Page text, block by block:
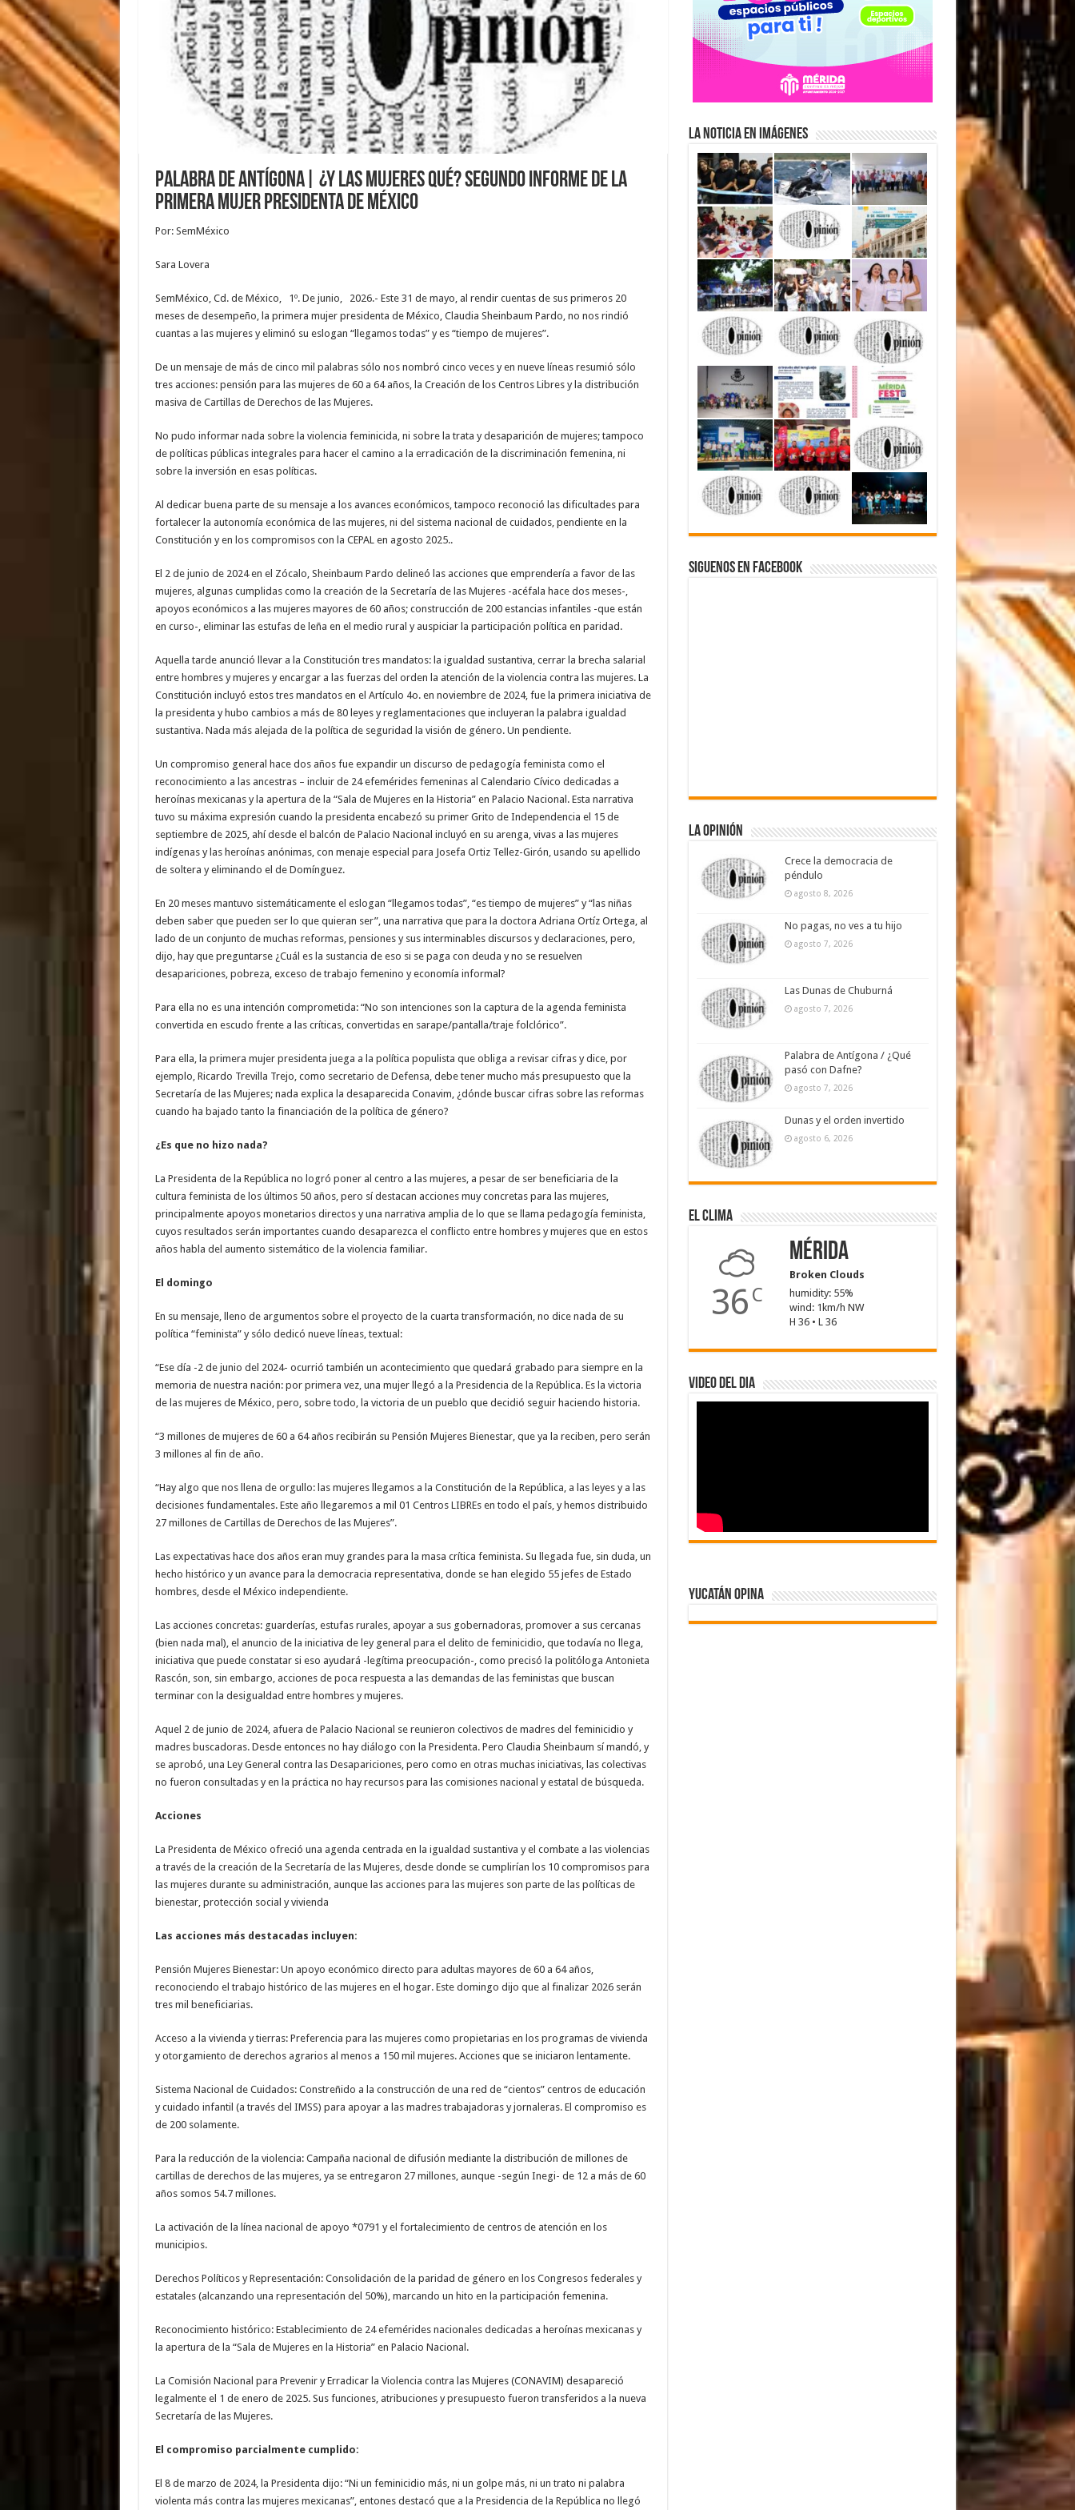
Palabra de Antígona| ¿Y las mujeres qué? Segundo informe de la
primera mujer presidenta de México
Por: SemMéxico
Sara Lovera
SemMéxico, Cd. de México, 1º. De junio, 2026.- Este 31 de mayo, al rendir cuentas de sus primeros 20
meses de desempeño, la primera mujer presidenta de México, Claudia Sheinbaum Pardo, no nos rindió
cuantas a las mujeres y eliminó su eslogan “llegamos todas” y es “tiempo de mujeres”.
De un mensaje de más de cinco mil palabras sólo nos nombró cinco veces y en nueve líneas resumió sólo
tres acciones: pensión para las mujeres de 60 a 64 años, la Creación de los Centros Libres y la distribución
masiva de Cartillas de Derechos de las Mujeres.
No pudo informar nada sobre la violencia feminicida, ni sobre la trata y desaparición de mujeres; tampoco
de políticas públicas integrales para hacer el camino a la erradicación de la discriminación femenina, ni
sobre la inversión en esas políticas.
Al dedicar buena parte de su mensaje a los avances económicos, tampoco reconoció las dificultades para
fortalecer la autonomía económica de las mujeres, ni del sistema nacional de cuidados, pendiente en la
Constitución y en los compromisos con la CEPAL en agosto 2025..
El 2 de junio de 2024 en el Zócalo, Sheinbaum Pardo delineó las acciones que emprendería a favor de las
mujeres, algunas cumplidas como la creación de la Secretaría de las Mujeres -acéfala hace dos meses-,
apoyos económicos a las mujeres mayores de 60 años; construcción de 200 estancias infantiles -que están
en curso-, eliminar las estufas de leña en el medio rural y auspiciar la participación política en paridad.
Aquella tarde anunció llevar a la Constitución tres mandatos: la igualdad sustantiva, cerrar la brecha salarial
entre hombres y mujeres y encargar a las fuerzas del orden la atención de la violencia contra las mujeres. La
Constitución incluyó estos tres mandatos en el Artículo 4o. en noviembre de 2024, fue la primera iniciativa de
la presidenta y hubo cambios a más de 80 leyes y reglamentaciones que incluyeran la palabra igualdad
sustantiva. Nada más alejada de la política de seguridad la visión de género. Un pendiente.
Un compromiso general hace dos años fue expandir un discurso de pedagogía feminista como el
reconocimiento a las ancestras – incluir de 24 efemérides femeninas al Calendario Cívico dedicadas a
heroínas mexicanas y la apertura de la “Sala de Mujeres en la Historia” en Palacio Nacional. Esta narrativa
tuvo su máxima expresión cuando la presidenta encabezó su primer Grito de Independencia el 15 de
septiembre de 2025, ahí desde el balcón de Palacio Nacional incluyó en su arenga, vivas a las mujeres
indígenas y las heroínas anónimas, con menaje especial para Josefa Ortiz Tellez-Girón, usando su apellido
de soltera y eliminando el de Domínguez.
En 20 meses mantuvo sistemáticamente el eslogan “llegamos todas”, “es tiempo de mujeres” y “las niñas
deben saber que pueden ser lo que quieran ser”, una narrativa que para la doctora Adriana Ortíz Ortega, al
lado de un conjunto de muchas reformas, pensiones y sus interminables discursos y declaraciones, pero,
dijo, hay que preguntarse ¿Cuál es la sustancia de eso si se paga con deuda y no se resuelven
desapariciones, pobreza, exceso de trabajo femenino y economía informal?
Para ella no es una intención comprometida: “No son intenciones son la captura de la agenda feminista
convertida en escudo frente a las críticas, convertidas en sarape/pantalla/traje folclórico”.
Para ella, la primera mujer presidenta juega a la política populista que obliga a revisar cifras y dice, por
ejemplo, Ricardo Trevilla Trejo, como secretario de Defensa, debe tener mucho más presupuesto que la
Secretaría de las Mujeres; nada explica la desaparecida Conavim, ¿dónde buscar cifras sobre las reformas
cuando ha bajado tanto la financiación de la política de género?
¿Es que no hizo nada?
La Presidenta de la República no logró poner al centro a las mujeres, a pesar de ser beneficiaria de la
cultura feminista de los últimos 50 años, pero sí destacan acciones muy concretas para las mujeres,
principalmente apoyos monetarios directos y una narrativa amplia de lo que se llama pedagogía feminista,
cuyos resultados serán importantes cuando desaparezca el conflicto entre hombres y mujeres que en estos
años habla del aumento sistemático de la violencia familiar.
El domingo
En su mensaje, lleno de argumentos sobre el proyecto de la cuarta transformación, no dice nada de su
política “feminista” y sólo dedicó nueve líneas, textual:
“Ese día -2 de junio del 2024- ocurrió también un acontecimiento que quedará grabado para siempre en la
memoria de nuestra nación: por primera vez, una mujer llegó a la Presidencia de la República. Es la victoria
de las mujeres de México, pero, sobre todo, la victoria de un pueblo que decidió seguir haciendo historia.
“3 millones de mujeres de 60 a 64 años recibirán su Pensión Mujeres Bienestar, que ya la reciben, pero serán
3 millones al fin de año.
“Hay algo que nos llena de orgullo: las mujeres llegamos a la Constitución de la República, a las leyes y a las
decisiones fundamentales. Este año llegaremos a mil 01 Centros LIBREs en todo el país, y hemos distribuido
27 millones de Cartillas de Derechos de las Mujeres”.
Las expectativas hace dos años eran muy grandes para la masa crítica feminista. Su llegada fue, sin duda, un
hecho histórico y un avance para la democracia representativa, donde se han elegido 55 jefes de Estado
hombres, desde el México independiente.
Las acciones concretas: guarderías, estufas rurales, apoyar a sus gobernadoras, promover a sus cercanas
(bien nada mal), el anuncio de la iniciativa de ley general para el delito de feminicidio, que todavía no llega,
iniciativa que puede constatar si eso ayudará -legítima preocupación-, como precisó la politóloga Antonieta
Rascón, son, sin embargo, acciones de poca respuesta a las demandas de las feministas que buscan
terminar con la desigualdad entre hombres y mujeres.
Aquel 2 de junio de 2024, afuera de Palacio Nacional se reunieron colectivos de madres del feminicidio y
madres buscadoras. Desde entonces no hay diálogo con la Presidenta. Pero Claudia Sheinbaum sí mandó, y
se aprobó, una Ley General contra las Desapariciones, pero como en otras muchas iniciativas, las colectivas
no fueron consultadas y en la práctica no hay recursos para las comisiones nacional y estatal de búsqueda.
Acciones
La Presidenta de México ofreció una agenda centrada en la igualdad sustantiva y el combate a las violencias
a través de la creación de la Secretaría de las Mujeres, desde donde se cumplirían los 10 compromisos para
las mujeres durante su administración, aunque las acciones para las mujeres son parte de las políticas de
bienestar, protección social y vivienda
Las acciones más destacadas incluyen:
Pensión Mujeres Bienestar: Un apoyo económico directo para adultas mayores de 60 a 64 años,
reconociendo el trabajo histórico de las mujeres en el hogar. Este domingo dijo que al finalizar 2026 serán
tres mil beneficiarias.
Acceso a la vivienda y tierras: Preferencia para las mujeres como propietarias en los programas de vivienda
y otorgamiento de derechos agrarios al menos a 150 mil mujeres. Acciones que se iniciaron lentamente.
Sistema Nacional de Cuidados: Constreñido a la construcción de una red de “cientos” centros de educación
y cuidado infantil (a través del IMSS) para apoyar a las madres trabajadoras y jornaleras. El compromiso es
de 200 solamente.
Para la reducción de la violencia: Campaña nacional de difusión mediante la distribución de millones de
cartillas de derechos de las mujeres, ya se entregaron 27 millones, aunque -según Inegi- de 12 a más de 60
años somos 54.7 millones.
La activación de la línea nacional de apoyo *0791 y el fortalecimiento de centros de atención en los
municipios.
Derechos Políticos y Representación: Consolidación de la paridad de género en los Congresos federales y
estatales (alcanzando una representación del 50%), marcando un hito en la participación femenina.
Reconocimiento histórico: Establecimiento de 24 efemérides nacionales dedicadas a heroínas mexicanas y
la apertura de la “Sala de Mujeres en la Historia” en Palacio Nacional.
La Comisión Nacional para Prevenir y Erradicar la Violencia contra las Mujeres (CONAVIM) desapareció
legalmente el 1 de enero de 2025. Sus funciones, atribuciones y presupuesto fueron transferidos a la nueva
Secretaría de las Mujeres.
El compromiso parcialmente cumplido:
El 8 de marzo de 2024, la Presidenta dijo: “Ni un feminicidio más, ni un golpe más, ni un trato ni palabra
violenta más contra las mujeres mexicanas”, entones destacó que a la Presidencia de la República no llegó
La Noticia en Imágenes
Siguenos en Facebook
La Opinión
Crece la democracia de
péndulo
agosto 8, 2026
No pagas, no ves a tu hijo
agosto 7, 2026
Las Dunas de Chuburná
agosto 7, 2026
Palabra de Antígona / ¿Qué
pasó con Dafne?
agosto 7, 2026
Dunas y el orden invertido
agosto 6, 2026
El Clima
36 C
Mérida
Broken Clouds
humidity: 55%
wind: 1km/h NW
H 36 • L 36
Video del dia
Yucatán Opina